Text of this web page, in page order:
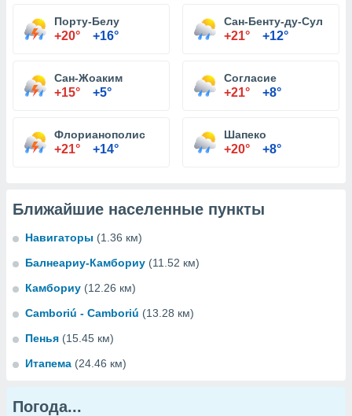
Порту-Белу
+20° +16°
Сан-Бенту-ду-Сул
+21° +12°
Сан-Жоаким
+15° +5°
Согласие
+21° +8°
Флорианополис
+21° +14°
Шапеко
+20° +8°
Ближайшие населенные пункты
Навигаторы (1.36 км)
Балнеариу-Камбориу (11.52 км)
Камбориу (12.26 км)
Camboriú - Camboriú (13.28 км)
Пенья (15.45 км)
Итапема (24.46 км)
Погода...